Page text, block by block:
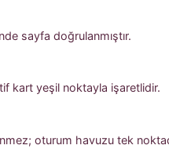
sayfa doğrulanmıştır.
kart yeşil noktayla işaretlidir.
oturum havuzu tek